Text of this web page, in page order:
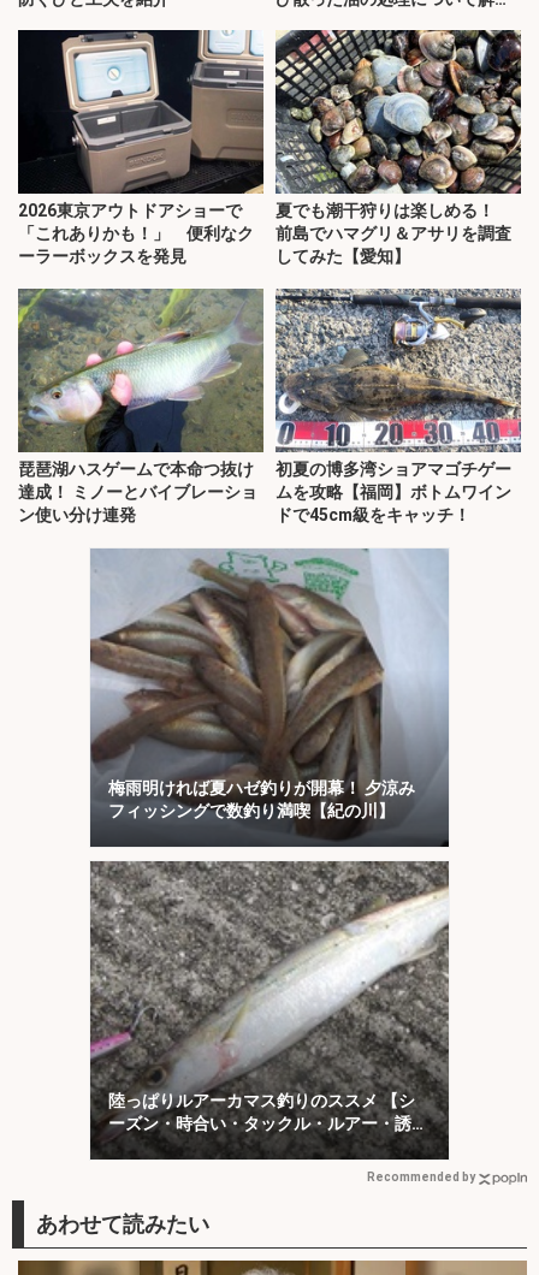
2026東京アウトドアショーで
「これありかも！」 便利なク
ーラーボックスを発見
夏でも潮干狩りは楽しめる！
前島でハマグリ＆アサリを調査
してみた【愛知】
琵琶湖ハスゲームで本命つ抜け
達成！ ミノーとバイブレーショ
ン使い分け連発
初夏の博多湾ショアマゴチゲー
ムを攻略【福岡】ボトムワイン
ドで45cm級をキャッチ！
梅雨明ければ夏ハゼ釣りが開幕！ 夕涼み
フィッシングで数釣り満喫【紀の川】
陸っぱりルアーカマス釣りのススメ 【シ
ーズン・時合い・タックル・ルアー・誘い
方を解説】
Recommended by